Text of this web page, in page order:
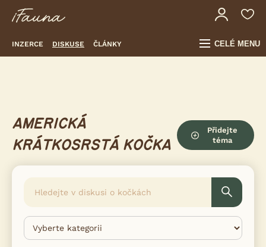
INZERCE DISKUSE ČLÁNKY CELÉ MENU
AMERICKÁ
KRÁTKOSRSTÁ KOČKA
Přidejte
téma